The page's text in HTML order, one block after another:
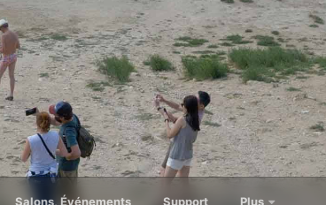
Salons, Événements Support Plus